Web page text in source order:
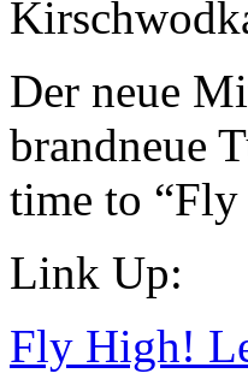
Der neue
brandneue
time to
Link Up:
Fly High!